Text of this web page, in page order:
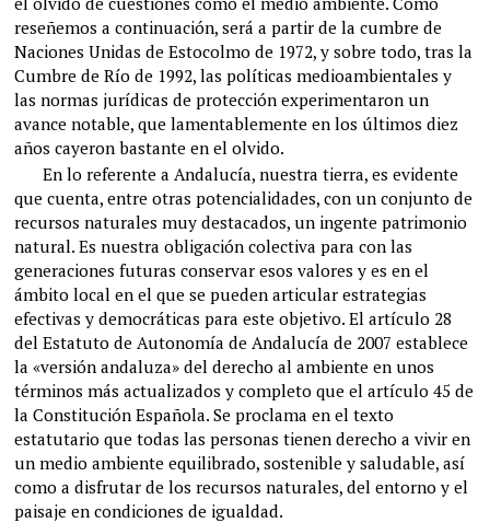
reseñemos a continuación, será a partir de la cumbre de
Naciones Unidas de Estocolmo de 1972, y sobre todo, tras la
Cumbre de Río de 1992, las políticas medioambientales y
las normas jurídicas de protección experimentaron un
avance notable, que lamentablemente en los últimos diez
años cayeron bastante en el olvido.
En lo referente a Andalucía, nuestra tierra, es evidente
que cuenta, entre otras potencialidades, con un conjunto de
recursos naturales muy destacados, un ingente patrimonio
natural. Es nuestra obligación colectiva para con las
generaciones futuras conservar esos valores y es en el
ámbito local en el que se pueden articular estrategias
efectivas y democráticas para este objetivo. El artículo 28
del Estatuto de Autonomía de Andalucía de 2007 establece
la «versión andaluza» del derecho al ambiente en unos
términos más actualizados y completo que el artículo 45 de
la Constitución Española. Se proclama en el texto
estatutario que todas las personas tienen derecho a vivir en
un medio ambiente equilibrado, sostenible y saludable, así
como a disfrutar de los recursos naturales, del entorno y el
paisaje en condiciones de igualdad.